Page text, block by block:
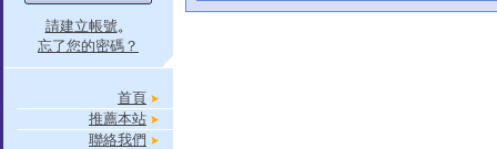
請建立帳號。
忘了您的密碼？
首頁
推薦本站
聯絡我們